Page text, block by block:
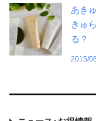
あき
きゅ
る？
2015/